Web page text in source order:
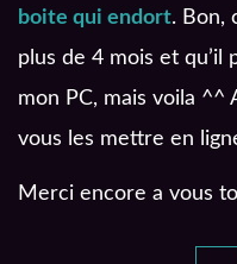
boite qui endort. Bon,
plus de 4 mois et qu’il
mon PC, mais voila ^^
vous les mettre en
Merci encore a vous